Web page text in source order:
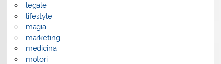
legale
lifestyle
magia
marketing
medicina
motori